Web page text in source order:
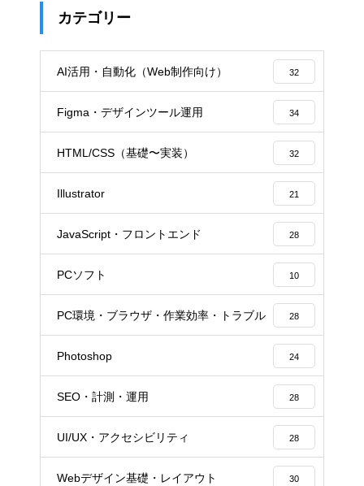
カテゴリー
AI活用・自動化（Web制作向け） 32
Figma・デザインツール運用 34
HTML/CSS（基礎〜実装） 32
Illustrator 21
JavaScript・フロントエンド 28
PCソフト 10
PC環境・ブラウザ・作業効率・トラブル 28
Photoshop 24
SEO・計測・運用 28
UI/UX・アクセシビリティ 28
Webデザイン基礎・レイアウト 30